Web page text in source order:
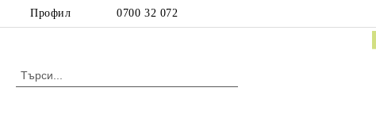
Профил 0700 32 072